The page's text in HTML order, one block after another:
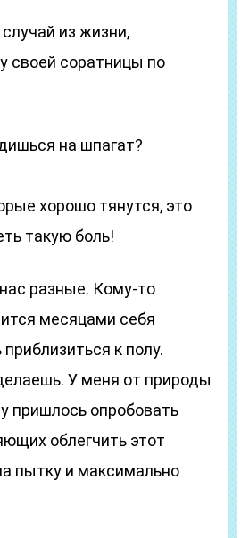
из жизни,
своей соратницы по
на шпагат?
хорошо тянутся, это
такую боль!
разные. Кому-то
месяцами себя
к полу.
У меня от природы
пришлось опробовать
облегчить этот
пытку и максимально